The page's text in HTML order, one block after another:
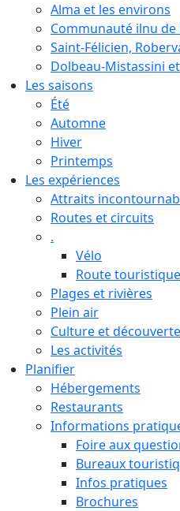
Alma et les environs
Communauté ilnu
Saint-Félicien,
Dolbeau-Mistassini
Les saisons
Été
Automne
Hiver
Printemps
Les expériences
Attraits
Routes et circuits
.
Vélo
Route touristique
Plages et rivières
Plein air
Culture et découverte
Les activités
Planifier
Hébergements
Restaurants
Informations
Foire aux
Bureaux
Infos pratiques
Brochures